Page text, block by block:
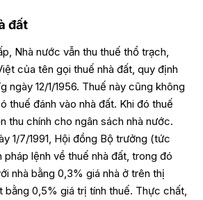
đất
Nhà nước vẫn thu thuế thổ trạch,
của tên gọi thuế nhà đất, quy định
ngày 12/1/1956. Thuế này cũng không
thuế đánh vào nhà đất. Khi đó thuế
thu chính cho ngân sách nhà nước.
1/7/1991, Hội đồng Bộ trưởng (tức
pháp lệnh về thuế nhà đất, trong đó
nhà bằng 0,3% giá nhà ở trên thị
bằng 0,5% giá trị tính thuế. Thực chất,